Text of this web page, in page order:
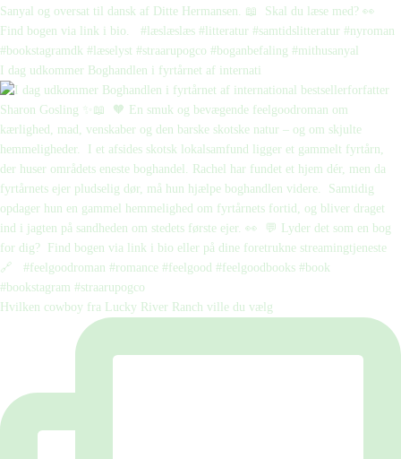
I dag udkommer Boghandlen i fyrtårnet af internati
Hvilken cowboy fra Lucky River Ranch ville du vælg